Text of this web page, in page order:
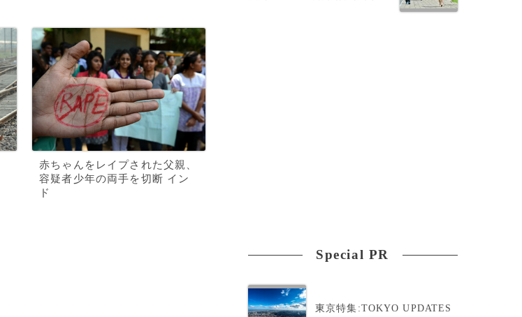
赤ちゃんをレイプされた父親、
容疑者少年の両手を切断 イン
ド
Special PR
東京特集:TOKYO UPDATES